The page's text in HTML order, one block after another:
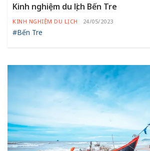
Kinh nghiệm du lịch Bến Tre
KINH NGHIỆM DU LỊCH 24/05/2023
#Bến Tre